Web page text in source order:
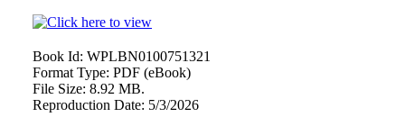
Book Id: WPLBN0100751321
Format Type: PDF (eBook)
File Size: 8.92 MB.
Reproduction Date: 5/3/2026